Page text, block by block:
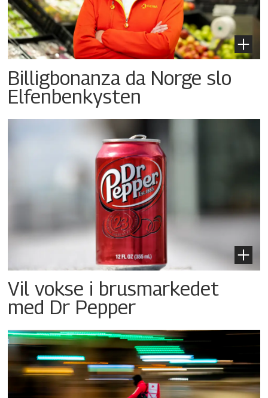
Billigbonanza da Norge slo
Elfenbenkysten
Vil vokse i brusmarkedet
med Dr Pepper